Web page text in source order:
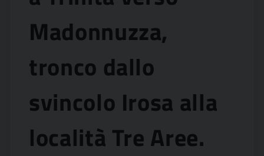
Madonnuzza,
tronco dallo
svincolo Irosa alla
località Tre Aree.